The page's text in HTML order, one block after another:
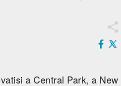

a Central Park, a